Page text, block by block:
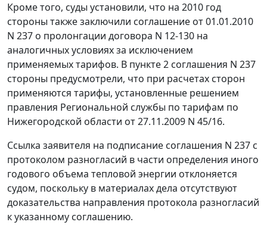
Кроме того, суды установили, что на 2010 год
стороны также заключили соглашение от 01.01.2010
N 237 о пролонгации договора N 12-130 на
аналогичных условиях за исключением
применяемых тарифов. В пункте 2 соглашения N 237
стороны предусмотрели, что при расчетах сторон
применяются тарифы, установленные решением
правления Региональной службы по тарифам по
Нижегородской области от 27.11.2009 N 45/16.
Ссылка заявителя на подписание соглашения N 237 с
протоколом разногласий в части определения иного
годового объема тепловой энергии отклоняется
судом, поскольку в материалах дела отсутствуют
доказательства направления протокола разногласий
к указанному соглашению.